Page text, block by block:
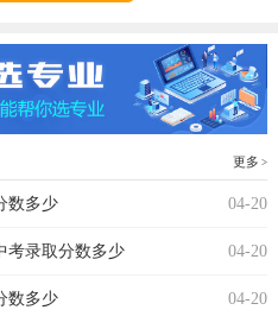
更多
数多少 04-20
考录取分数多少 04-20
数多少 04-20